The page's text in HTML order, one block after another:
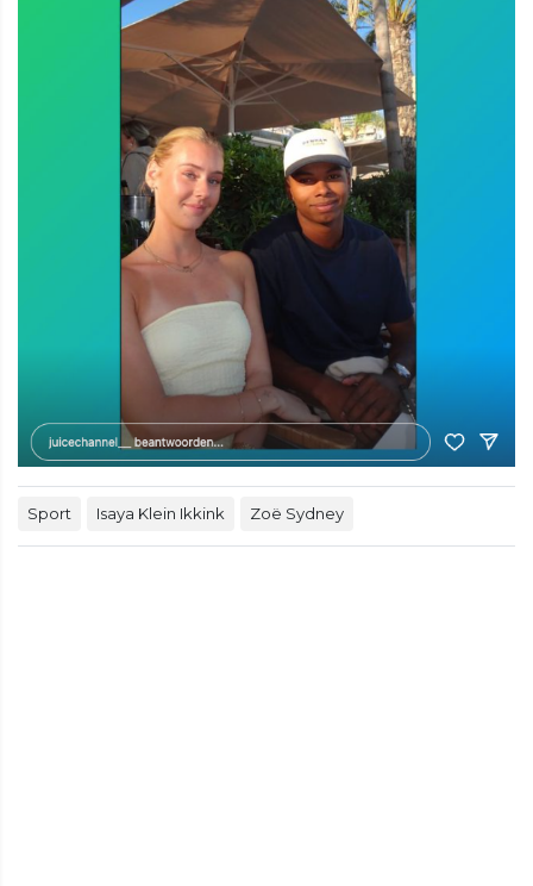
Sport Isaya Klein Ikkink Zoë Sydney